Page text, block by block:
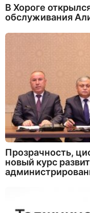
В Хороге
обслуживания
Прозрачность,
новый курс